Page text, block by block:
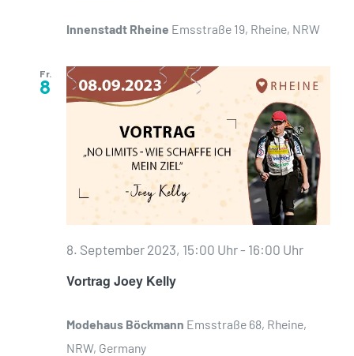
Innenstadt Rheine Emsstraße 19, Rheine, NRW
Fr.
8
Vortrag Joey Kelly
8. September 2023, 15:00 Uhr- 16:00 Uhr
Modehaus Böckmann Emsstraße 68, Rheine,
NRW, Germany